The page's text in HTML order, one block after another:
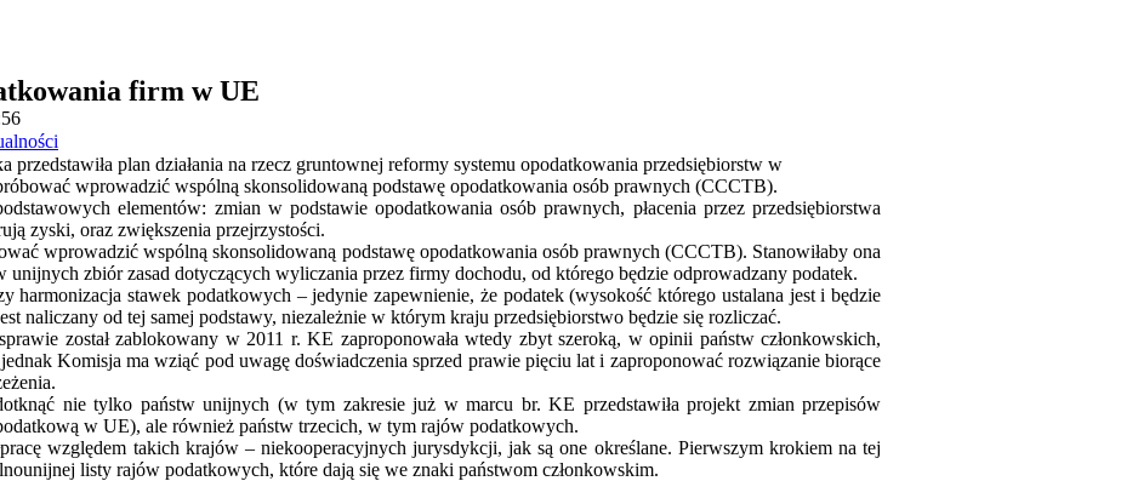
firm w UE
przedstawiła plan działania na rzecz gruntownej reformy systemu opodatkowania przedsiębiorstw w
wprowadzić wspólną skonsolidowaną podstawę opodatkowania osób prawnych (CCCTB).
elementów: zmian w podstawie opodatkowania osób prawnych, płacenia przez przedsiębiorstwa
zyski, oraz zwiększenia przejrzystości.
wprowadzić wspólną skonsolidowaną podstawę opodatkowania osób prawnych (CCCTB). Stanowiłaby ona
unijnych zbiór zasad dotyczących wyliczania przez firmy dochodu, od którego będzie odprowadzany podatek.
harmonizacja stawek podatkowych – jedynie zapewnienie, że podatek (wysokość którego ustalana jest i będzie
naliczany od tej samej podstawy, niezależnie w którym kraju przedsiębiorstwo będzie się rozliczać.
został zablokowany w 2011 r. KE zaproponowała wtedy zbyt szeroką, w opinii państw członkowskich,
Komisja ma wziąć pod uwagę doświadczenia sprzed prawie pięciu lat i zaproponować rozwiązanie biorące
nie tylko państw unijnych (w tym zakresie już w marcu br. KE przedstawiła projekt zmian przepisów
w UE), ale również państw trzecich, w tym rajów podatkowych.
względem takich krajów – niekooperacyjnych jurysdykcji, jak są one określane. Pierwszym krokiem na tej
listy rajów podatkowych, które dają się we znaki państwom członkowskim.